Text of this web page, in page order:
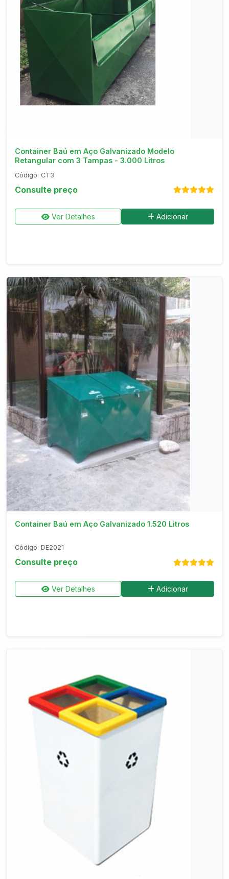
Consultar no WhatsApp
Container Baú em Aço Galvanizado Modelo
Retangular com 3 Tampas - 3.000 Litros
Código: CT3
Consulte preço
Ver Detalhes Adicionar
Consultar no WhatsApp
Container Baú em Aço Galvanizado 1.520 Litros
Código: DE2021
Consulte preço
Ver Detalhes Adicionar
Consultar no WhatsApp